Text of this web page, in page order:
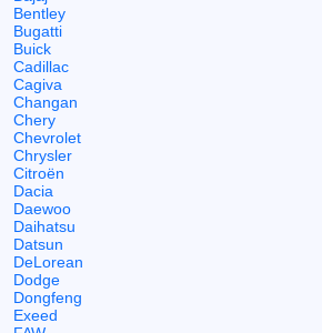
Bentley
Bugatti
Buick
Cadillac
Cagiva
Changan
Chery
Chevrolet
Chrysler
Citroën
Dacia
Daewoo
Daihatsu
Datsun
DeLorean
Dodge
Dongfeng
Exeed